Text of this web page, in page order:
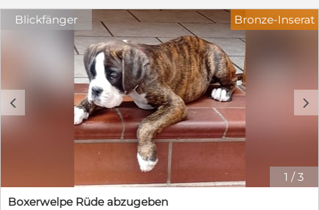
Blickfänger
1 /3
c d
Bronze-Inserat
Boxerwelpe Rüde abzugeben